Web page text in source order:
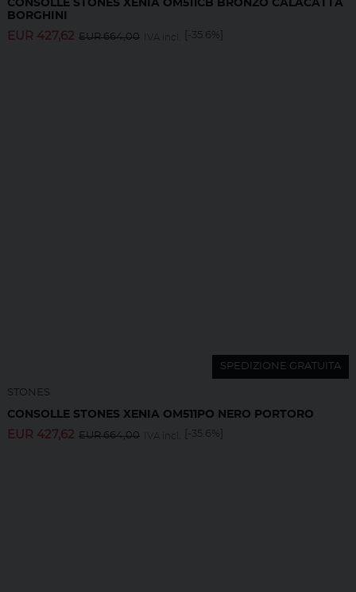
CONSOLLE STONES XENIA OM511CB BRONZO CALACATTA
BORGHINI
EUR 427,62 EUR664,00 IVA incl. [-35.6%]
SPEDIZIONE GRATUITA
STONES
CONSOLLE STONES XENIA OM511PO NERO PORTORO
EUR 427,62 EUR664,00 IVA incl. [-35.6%]